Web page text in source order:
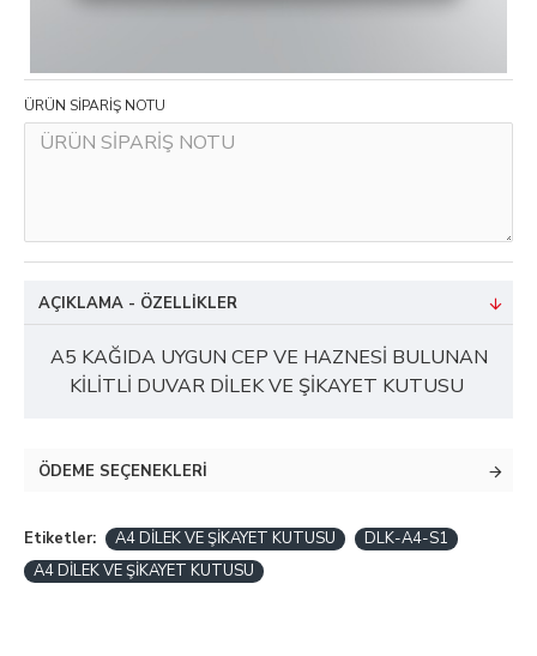
ÜRÜN SİPARİŞ NOTU
AÇIKLAMA - ÖZELLIKLER
A5 KAĞIDA UYGUN CEP VE HAZNESİ BULUNAN
KİLİTLİ DUVAR DİLEK VE ŞİKAYET KUTUSU
ÖDEME SEÇENEKLERI
Etiketler: A4 DİLEK VE ŞİKAYET KUTUSU
DLK-A4-S1
A4 DİLEK VE ŞİKAYET KUTUSU